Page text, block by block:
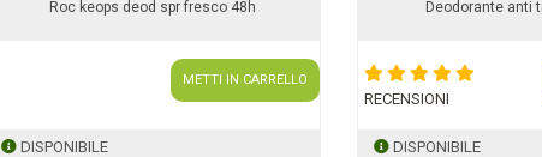
Roc keops deod spr fresco 48h
METTI IN CARRELLO
DISPONIBILE
Deodorante anti
RECENSIONI
DISPONIBILE